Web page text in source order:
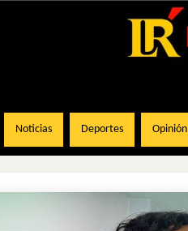
Noticias Deportes Opinión